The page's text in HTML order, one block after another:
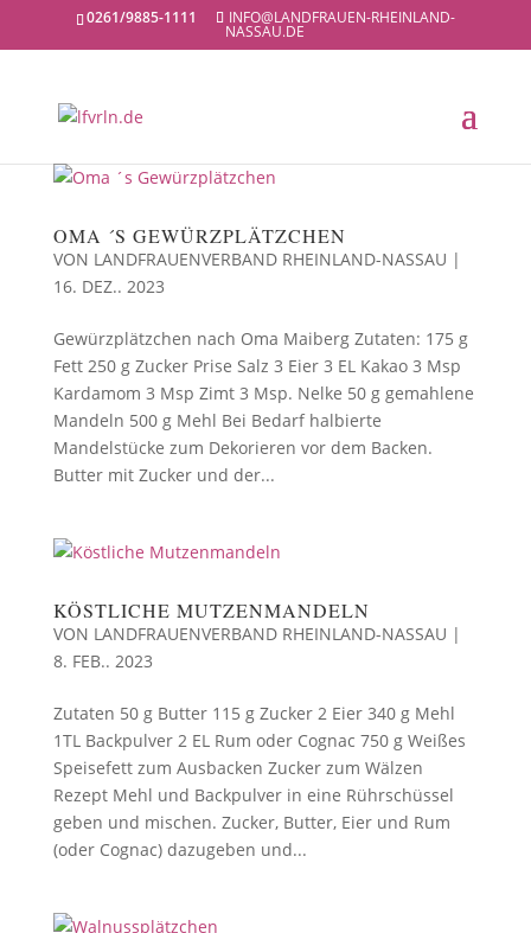
0261/9885-1111 INFO@LANDFRAUEN-RHEINLAND-
NASSAU.DE
OMA ´S GEWÜRZPLÄTZCHEN
VON LANDFRAUENVERBAND RHEINLAND-NASSAU |
16. DEZ.. 2023
Gewürzplätzchen nach Oma Maiberg Zutaten: 175 g
Fett 250 g Zucker Prise Salz 3 Eier 3 EL Kakao 3 Msp
Kardamom 3 Msp Zimt 3 Msp. Nelke 50 g gemahlene
Mandeln 500 g Mehl Bei Bedarf halbierte
Mandelstücke zum Dekorieren vor dem Backen.
Butter mit Zucker und der...
KÖSTLICHE MUTZENMANDELN
VON LANDFRAUENVERBAND RHEINLAND-NASSAU |
8. FEB.. 2023
Zutaten 50 g Butter 115 g Zucker 2 Eier 340 g Mehl
1TL Backpulver 2 EL Rum oder Cognac 750 g Weißes
Speisefett zum Ausbacken Zucker zum Wälzen
Rezept Mehl und Backpulver in eine Rührschüssel
geben und mischen. Zucker, Butter, Eier und Rum
(oder Cognac) dazugeben und...